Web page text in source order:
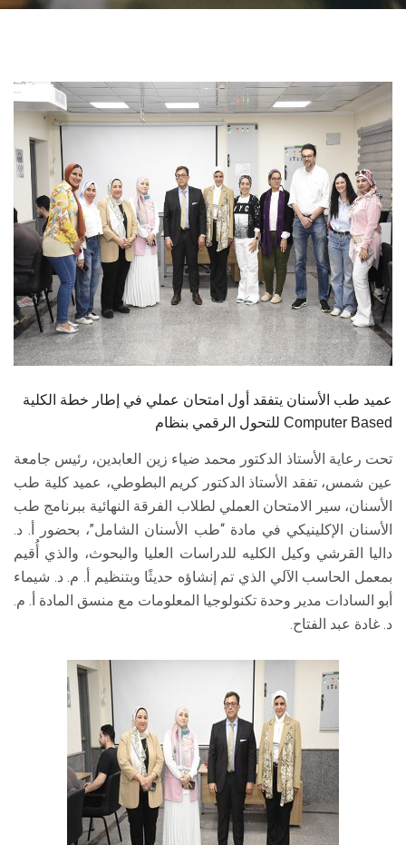
الطلاب
هيئة التدريس
الدراسات العليا
الخريجين
الموظفون
الزائـرون
عميد طب الأسنان يتفقد أول امتحان عملي في إطار خطة الكلية
للتحول الرقمي بنظام Computer Based
تحت رعاية الأستاذ الدكتور محمد ضياء زين العابدين، رئيس جامعة
عين شمس، تفقد الأستاذ الدكتور كريم البطوطي، عميد كلية طب
الأسنان، سير الامتحان العملي لطلاب الفرقة النهائية ببرنامج طب
الأسنان الإكلينيكي في مادة “طب الأسنان الشامل”، بحضور أ. د.
داليا القرشي وكيل الكليه للدراسات العليا والبحوث، والذي أُقيم
بمعمل الحاسب الآلي الذي تم إنشاؤه حديثًا وبتنظيم أ. م. د. شيماء
أبو السادات مدير وحدة تكنولوجيا المعلومات مع منسق المادة أ. م.
د. غادة عبد الفتاح.